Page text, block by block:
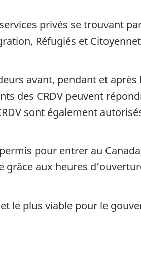
privés se trouvant
Réfugiés et
avant, pendant et
des CRDV peuvent
sont également
pour entrer au
aux heures
le plus viable pour le